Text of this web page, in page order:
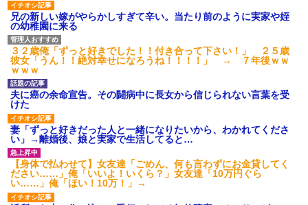
キを放って動物園。ワシ「自分
らのママにもっと遊んで欲しい
やんな？」ガキ「遊んでほし
い」ワシ「魔法の言葉があるよ...
ハードオフに売っていた4万
4000円のフィギュアがヤバすぎ
るｗｗｗｗｗｗ「こんな高い
の？ｗｗ」「逆に超安い」
私「ちょっと、人の家の金庫
触らないでよ！」キチママ『そ
こに金庫があったから、開けて
みようとしただけ☆』義兄「泥
は出てけ！二度と来るな！」結
果・・・
私「初めて飲む味だけどなん
のお茶？」彼「ちっ！」私「」
【GIF】JSのカンチョーワロ
タ
も親はスマホポチポチか談笑で
PTA会長「PTA参加拒否した親
へ最終警告。こうなってもい
隣に住んでる義弟嫁が私に張
り合いたがる。「海外どこ行っ
入れる？習い事は？」と根掘り
葉掘り
みたよ
兄の新しい嫁がやらかしすぎて辛い。当たり前のように実家や姪
の幼稚園に来る
３２歳俺「ずっと好きでした！！付き合って下さい！」 ２５歳
彼女「うん！！絶対幸せになろうね！！！！」 → ７年後ｗｗ
ｗｗｗ
夫に癌の余命宣告。その闘病中に長女から信じられない言葉を受
けた
妻「ずっと好きだった人と一緒になりたいから、わかれてくださ
い」→離婚後、娘と実家で生活してると…
【身体で払わせて】女友達「ごめん、何も言わずにお金貸してく
ださい……」俺「いいよ！いくら？」女友達「10万円ぐら
い……」俺「ほい！10万！」→